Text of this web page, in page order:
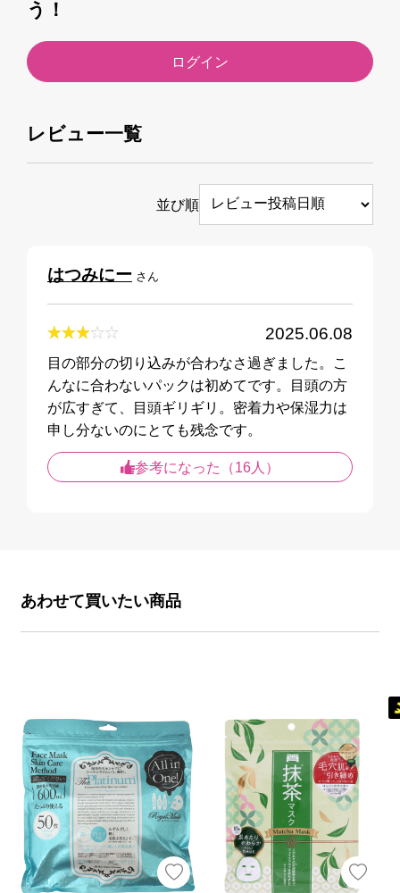
う！
ログイン
レビュー一覧
並び順
はつみにー さん
2025.06.08
目の部分の切り込みが合わなさ過ぎました。こ
んなに合わないパックは初めてです。目頭の方
が広すぎて、目頭ギリギリ。密着力や保湿力は
申し分ないのにとても残念です。
参考になった（16人）
あわせて買いたい商品